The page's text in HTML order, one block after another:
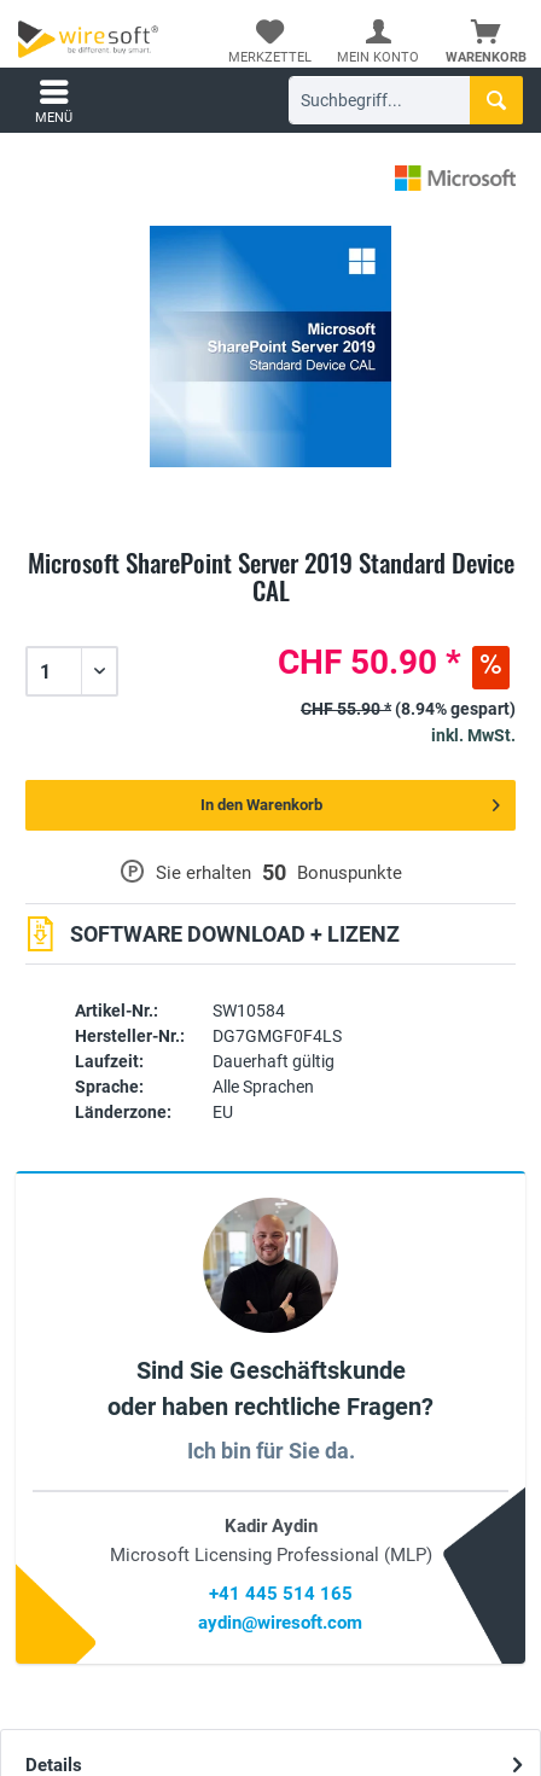
WARENKORB
MERKZETTEL MEIN KONTO
MENÜ
Microsoft SharePoint Server 2019 Standard Device
CAL
Artikel-Nr.:
SW10584
Hersteller-Nr.:
DG7GMGF0F4LS
Laufzeit:
Dauerhaft gültig
Sprache:
Alle Sprachen
Länderzone:
EU
P Sie erhalten 50 Bonuspunkte
SOFTWARE DOWNLOAD + LIZENZ
CHF 50.90 *
CHF 55.90 *(8.94% gespart)
inkl. MwSt.
In den Warenkorb
Sind Sie Geschäftskunde
oder haben rechtliche Fragen?
Ich bin für Sie da.
Kadir Aydin
Microsoft Licensing Professional (MLP)
+41 445 514 165
aydin@wiresoft.com
Details